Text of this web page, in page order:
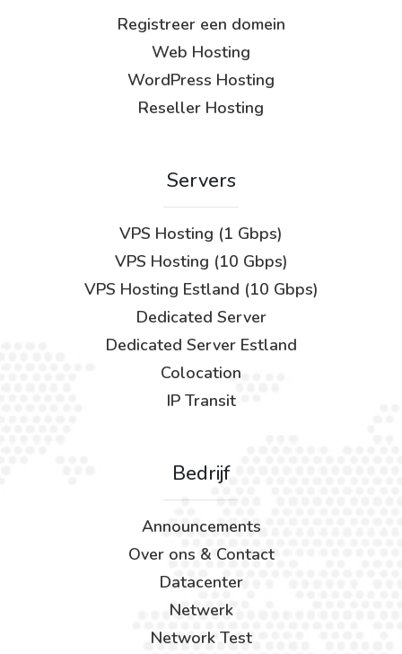
Registreer een domein
Web Hosting
WordPress Hosting
Reseller Hosting
Servers
VPS Hosting (1 Gbps)
VPS Hosting (10 Gbps)
VPS Hosting Estland (10 Gbps)
Dedicated Server
Dedicated Server Estland
Colocation
IP Transit
Bedrijf
Announcements
Over ons & Contact
Datacenter
Netwerk
Network Test